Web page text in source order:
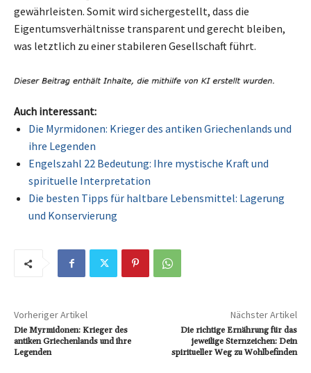
gewährleisten. Somit wird sichergestellt, dass die
Eigentumsverhältnisse transparent und gerecht bleiben,
was letztlich zu einer stabileren Gesellschaft führt.
Auch interessant:
Die Myrmidonen: Krieger des antiken Griechenlands und
ihre Legenden
Engelszahl 22 Bedeutung: Ihre mystische Kraft und
spirituelle Interpretation
Die besten Tipps für haltbare Lebensmittel: Lagerung
und Konservierung
Vorheriger Artikel
Die Myrmidonen: Krieger des
antiken Griechenlands und ihre
Legenden
Nächster Artikel
Die richtige Ernährung für das
jeweilige Sternzeichen: Dein
spiritueller Weg zu Wohlbefinden